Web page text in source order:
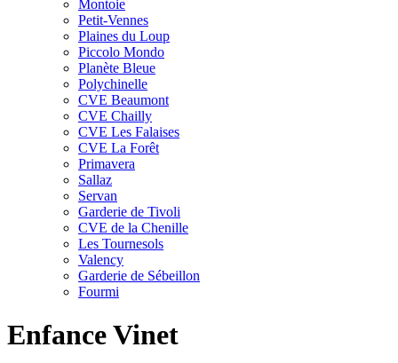
Montoie
Petit-Vennes
Plaines du Loup
Piccolo Mondo
Planète Bleue
Polychinelle
CVE Beaumont
CVE Chailly
CVE Les Falaises
CVE La Forêt
Primavera
Sallaz
Servan
Garderie de Tivoli
CVE de la Chenille
Les Tournesols
Valency
Garderie de Sébeillon
Fourmi
Enfance Vinet